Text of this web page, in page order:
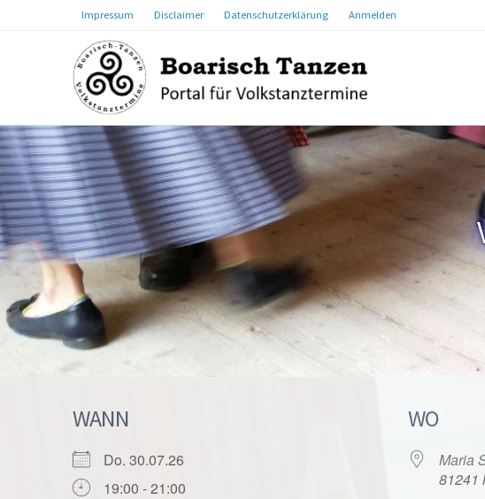
Impressum Disclaimer Datenschutzerklärung Anmelden
WANN
Do. 30.07.26
19:00 - 21:00
WO
Maria
81241